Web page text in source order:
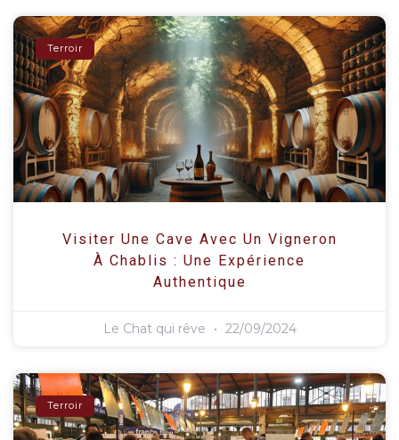
Terroir
Visiter Une Cave Avec Un Vigneron
À Chablis : Une Expérience
Authentique
Le Chat qui rêve 22/09/2024
Terroir